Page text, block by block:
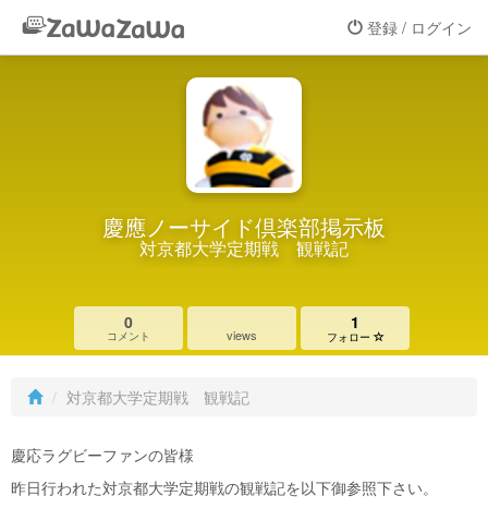
登録 / ログイン
慶應ノーサイド倶楽部掲示板
対京都大学定期戦 観戦記
0
コメント views
1
フォロー
対京都大学定期戦 観戦記
慶応ラグビーファンの皆様
昨日行われた対京都大学定期戦の観戦記を以下御参照下さい。